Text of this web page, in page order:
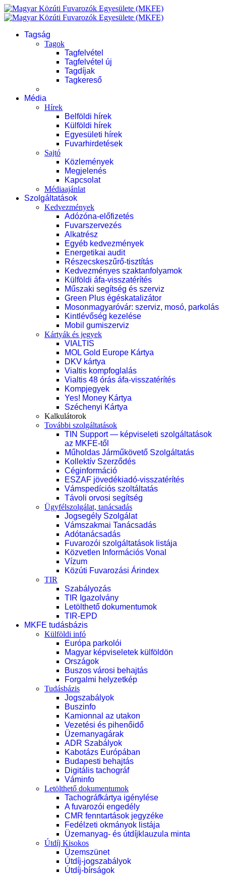
Tagság
Tagok
Tagfelvétel
Tagfelvétel új
Tagdíjak
Tagkereső
Média
Hírek
Belföldi hírek
Külföldi hírek
Egyesületi hírek
Fuvarhirdetések
Sajtó
Közlemények
Megjelenés
Kapcsolat
Médiaajánlat
Szolgáltatások
Kedvezmények
Adózóna-előfizetés
Fuvarszervezés
Alkatrész
Egyéb kedvezmények
Energetikai audit
Részecskeszűrő-tisztítás
Kedvezményes szaktanfolyamok
Külföldi áfa-visszatérítés
Műszaki segítség és szerviz
Green Plus égéskatalizátor
Mosonmagyaróvár: szerviz, mosó, parkolás
Kintlévőség kezelése
Mobil gumiszerviz
Kártyák és jegyek
VIALTIS
MOL Gold Europe Kártya
DKV kártya
Vialtis kompfoglalás
Vialtis 48 órás áfa-visszatérítés
Kompjegyek
Yes! Money Kártya
Széchenyi Kártya
Kalkulátorok
További szolgáltatások
TIN Support — képviseleti szolgáltatások
az MKFE-től
Műholdas Járműkövető Szolgáltatás
Kollektív Szerződés
Céginformáció
ESZAF jövedékiadó-visszatérítés
Vámspedíciós szoltáltatás
Távoli orvosi segítség
Ügyfélszolgálat, tanácsadás
Jogsegély Szolgálat
Vámszakmai Tanácsadás
Adótanácsadás
Fuvarozói szolgáltatások listája
Közvetlen Információs Vonal
Vízum
Közúti Fuvarozási Árindex
TIR
Szabályozás
TIR Igazolvány
Letölthető dokumentumok
TIR-EPD
MKFE tudásbázis
Külföldi infó
Európa parkolói
Magyar képviseletek külföldön
Országok
Buszos városi behajtás
Forgalmi helyzetkép
Tudásbázis
Jogszabályok
Buszinfo
Kamionnal az utakon
Vezetési és pihenőidő
Üzemanyagárak
ADR Szabályok
Kabotázs Európában
Budapesti behajtás
Digitális tachográf
Váminfo
Letölthető dokumentumok
Tachográfkártya igénylése
A fuvarozói engedély
CMR fenntartások jegyzéke
Fedélzeti okmányok listája
Üzemanyag- és útdíjklauzula minta
Útdíj Kisokos
Üzemszünet
Útdíj-jogszabályok
Útdíj-bírságok